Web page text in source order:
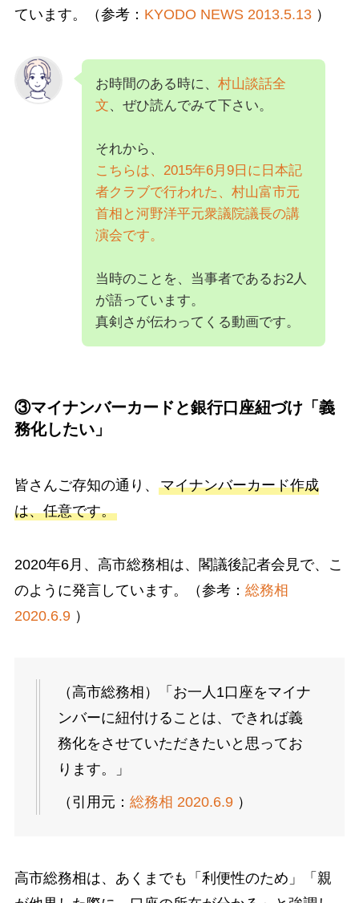
ています。（参考： KYODO NEWS 2013.5.13）
お時間のある時に、 村山談話全
文、ぜひ読んでみて下さい。
それから、
こちらは、2015年6月9日に日本記
者クラブで行われた、村山富市元
首相と河野洋平元衆議院議長の講
演会です。
当時のことを、当事者であるお2人
が語っています。
真剣さが伝わってくる動画です。
③マイナンバーカードと銀行口座紐づけ「義
務化したい」
皆さんご存知の通り、 マイナンバーカード作成
は、任意です。
2020年6月、高市総務相は、閣議後記者会見で、こ
のように発言しています。（参考： 総務相
2020.6.9 ）
（高市総務相）「お一人1口座をマイナ
ンバーに紐付けることは、できれば義
務化をさせていただきたいと思ってお
ります。」
（引用元： 総務相 2020.6.9 ）
高市総務相は、あくまでも「利便性のため」「親